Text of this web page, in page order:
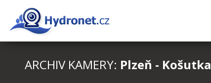
ARCHIV KAMERY: Plzeň - Košutka